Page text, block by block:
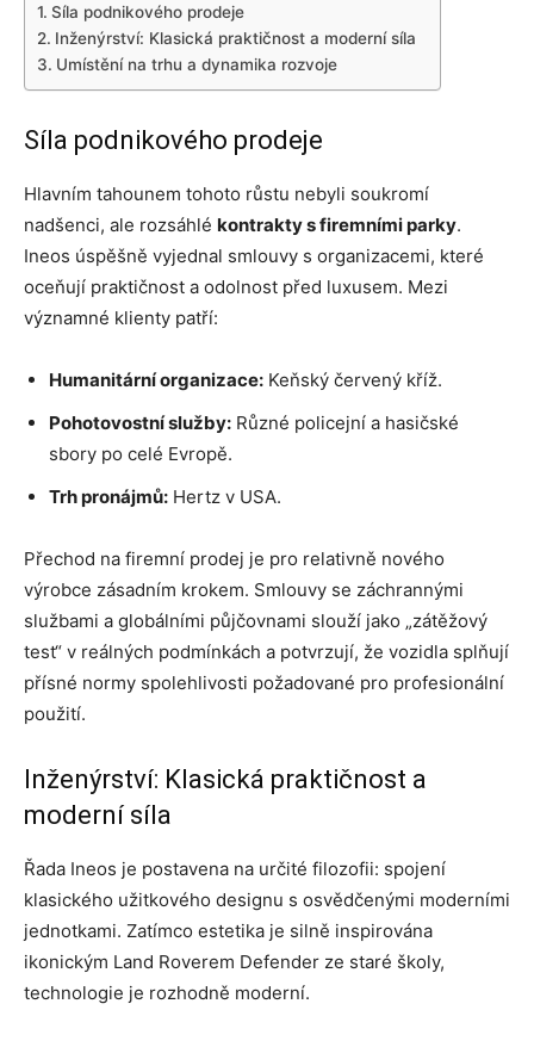
Síla podnikového prodeje
Inženýrství: Klasická praktičnost a moderní síla
Umístění na trhu a dynamika rozvoje
Síla podnikového prodeje
Hlavním tahounem tohoto růstu nebyli soukromí
nadšenci, ale rozsáhlé kontrakty s firemními parky.
Ineos úspěšně vyjednal smlouvy s organizacemi, které
oceňují praktičnost a odolnost před luxusem. Mezi
významné klienty patří:
Humanitární organizace: Keňský červený kříž.
Pohotovostní služby: Různé policejní a hasičské
sbory po celé Evropě.
Trh pronájmů: Hertz v USA.
Přechod na firemní prodej je pro relativně nového
výrobce zásadním krokem. Smlouvy se záchrannými
službami a globálními půjčovnami slouží jako „zátěžový
test“ v reálných podmínkách a potvrzují, že vozidla splňují
přísné normy spolehlivosti požadované pro profesionální
použití.
Inženýrství: Klasická praktičnost a
moderní síla
Řada Ineos je postavena na určité filozofii: spojení
klasického užitkového designu s osvědčenými moderními
jednotkami. Zatímco estetika je silně inspirována
ikonickým Land Roverem Defender ze staré školy,
technologie je rozhodně moderní.